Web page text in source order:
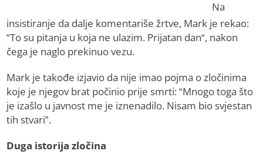
Na
insistiranje da dalje komentariše žrtve, Mark je rekao:
“To su pitanja u koja ne ulazim. Prijatan dan“, nakon
čega je naglo prekinuo vezu.
Mark je takođe izjavio da nije imao pojma o zločinima
koje je njegov brat počinio prije smrti: “Mnogo toga što
je izašlo u javnost me je iznenadilo. Nisam bio svjestan
tih stvari”.
Duga istorija zločina